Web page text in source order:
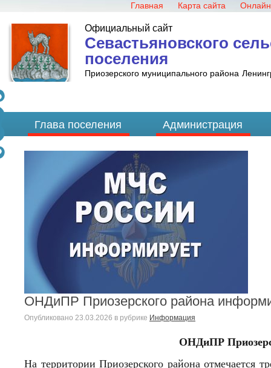
Главная Карта сайта
Официальный сайт
Севастьяновского
поселения
Приозерского муниципального района
Глава поселения Администрация
ОНДиПР Приозерского района
Опубликовано 23.03.2026 в рубрике Информация
ОНДиПР
На территории Приозерского района отмечается